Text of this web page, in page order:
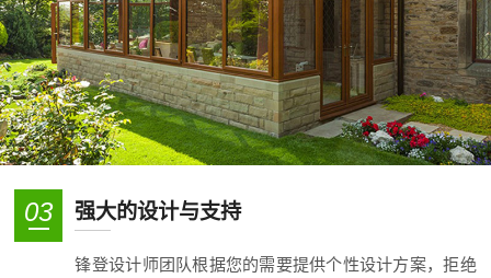
03 强大的设计与支持
锋登设计师团队根据您的需要提供个性设计方案，拒绝